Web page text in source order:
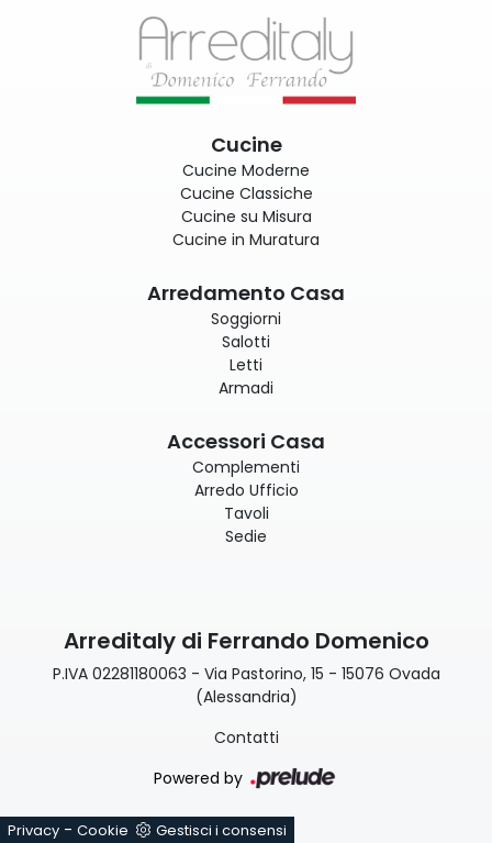
Cucine
Cucine Moderne
Cucine Classiche
Cucine su Misura
Cucine in Muratura
Arredamento Casa
Soggiorni
Salotti
Letti
Armadi
Accessori Casa
Complementi
Arredo Ufficio
Tavoli
Sedie
Arreditaly di Ferrando Domenico
P.IVA 02281180063 - Via Pastorino, 15 - 15076 Ovada
(Alessandria)
Contatti
Powered by
Privacy - Cookie Gestisci i consensi